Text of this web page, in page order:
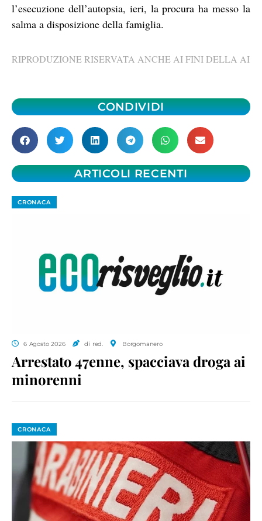
l’esecuzione dell’autopsia, ieri, la procura ha messo la
salma a disposizione della famiglia.
RIPRODUZIONE RISERVATA ANCHE AI FINI DELLA AI
CONDIVIDI
ARTICOLI RECENTI
CRONACA
6 Agosto 2026 di red. Borgomanero
Arrestato 47enne, spacciava droga ai
minorenni
CRONACA